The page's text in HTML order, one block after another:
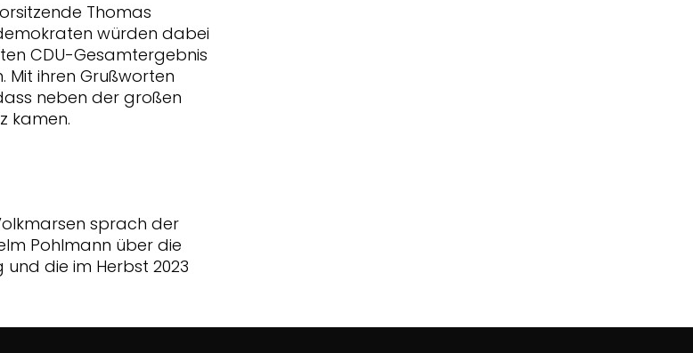
Thomas
würden dabei
CDU-Gesamtergebnis
Mit ihren Grußworten
neben der großen
kamen.
sprach der
Pohlmann über die
die im Herbst 2023